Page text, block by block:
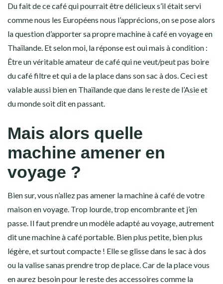
Du fait de ce café qui pourrait être délicieux s’il était servi
comme nous les Européens nous l’apprécions, on se pose alors
la question d’apporter sa propre machine à café en voyage en
Thaïlande. Et selon moi, la réponse est oui mais à condition :
Être un véritable amateur de café qui ne veut/peut pas boire
du café filtre et qui a de la place dans son sac à dos. Ceci est
valable aussi bien en Thaïlande que dans le reste de l’Asieet
du monde soit dit en passant.
Mais alors quelle
machine amener en
voyage ?
Bien sur, vous n’allez pas amener la machine à café de votre
maison en voyage. Trop lourde, trop encombrante et j’en
passe. Il faut prendre un modèle adapté au voyage, autrement
dit une machine à café portable. Bien plus petite, bien plus
légère, et surtout compacte ! Elle se glisse dans le sac à dos
ou la valise sanas prendre trop de place. Car de la place vous
en aurez besoin pour le reste des accessoires comme la